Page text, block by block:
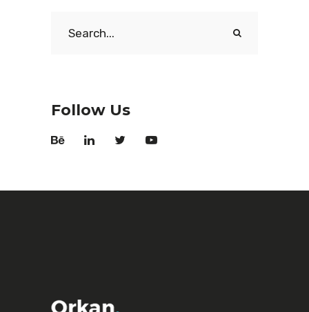
for:
Follow Us